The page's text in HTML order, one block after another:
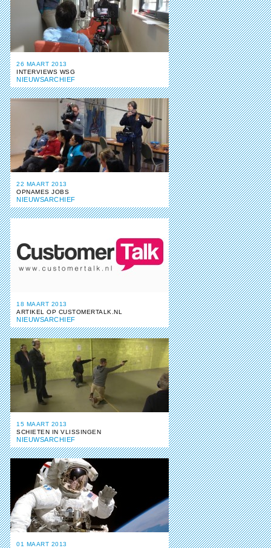
26 MAART 2013
INTERVIEWS WSG
NIEUWSARCHIEF
22 MAART 2013
OPNAMES JOBS
NIEUWSARCHIEF
18 MAART 2013
ARTIKEL OP CUSTOMERTALK.NL
NIEUWSARCHIEF
15 MAART 2013
SCHIETEN IN VLISSINGEN
NIEUWSARCHIEF
01 MAART 2013